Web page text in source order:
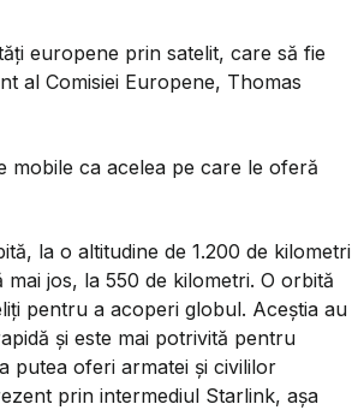
europene prin satelit, care să fie
al Comisiei Europene, Thomas
mobile ca acelea pe care le oferă
la o altitudine de 1.200 de kilometri
jos, la 550 de kilometri. O orbită
pentru a acoperi globul. Aceștia au
și este mai potrivită pentru
putea oferi armatei și civililor
prin intermediul Starlink, așa